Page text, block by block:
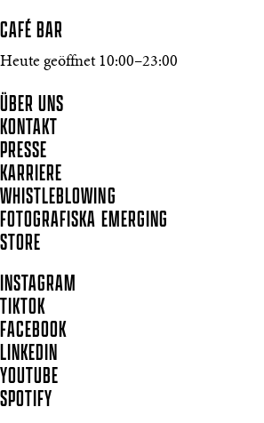
CAFÉ BAR
Heute geöffnet 10:00–23:00
ÜBER UNS
KONTAKT
PRESSE
KARRIERE
WHISTLEBLOWING
FOTOGRAFISKA EMERGING
STORE
INSTAGRAM
TIKTOK
FACEBOOK
LINKEDIN
YOUTUBE
SPOTIFY